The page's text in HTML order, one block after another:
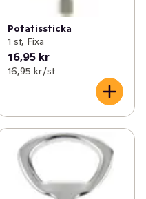
Potatissticka
1 st, Fixa
16,95 kr
16,95 kr /st